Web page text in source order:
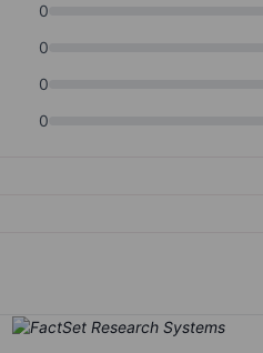
0
0
0
0